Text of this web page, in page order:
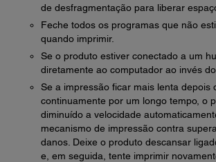
de desfragmentação para liberar
Feche todos os programas que não
quando imprimir.
Se o produto estiver conectado a um
diretamente ao computador ao invés do
Se a impressão ficar mais lenta depois
continuamente por um longo tempo, o
diminuído a velocidade
mecanismo de impressão contra
danos. Deixe o produto descansar
e, em seguida, tente imprimir